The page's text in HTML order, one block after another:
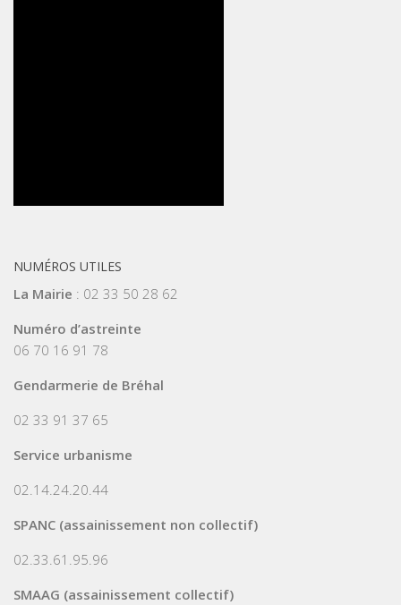
NUMÉROS UTILES
La Mairie : 02 33 50 28 62
Numéro d’astreinte
06 70 16 91 78
Gendarmerie de Bréhal
02 33 91 37 65
Service urbanisme
02.14.24.20.44
SPANC (assainissement non collectif)
02.33.61.95.96
SMAAG (assainissement collectif)